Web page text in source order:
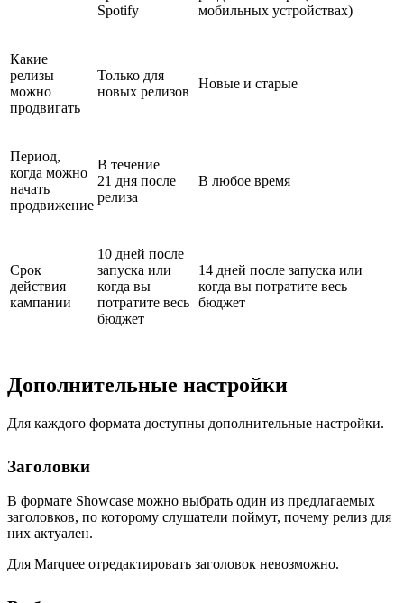
Spotify
мобильных устройствах)
Какие
релизы
можно
продвигать
Только для
новых релизов
Новые и старые
Период,
когда можно
начать
продвижение
В течение
21 дня после
релиза
В любое время
Срок
действия
кампании
10 дней после
запуска или
когда вы
потратите весь
бюджет
14 дней после запуска или
когда вы потратите весь
бюджет
Дополнительные настройки
Для каждого формата доступны дополнительные настройки.
Заголовки
В формате Showcase можно выбрать один из предлагаемых
заголовков, по которому слушатели поймут, почему релиз для
них актуален.
Для Marquee отредактировать заголовок невозможно.